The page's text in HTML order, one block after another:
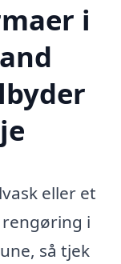
i
eller et
i
så tjek